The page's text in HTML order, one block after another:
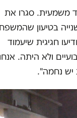
משמעית. סגרו את
בטיעון
חגיגית שיעמוד
ולא היתה.
יש נחמה"
.